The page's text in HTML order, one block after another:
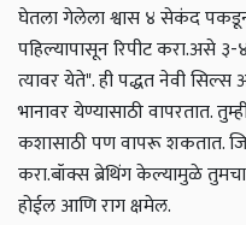
घेतला गेलेला श्वास ४ सेकंद
पहिल्यापासून रिपीट करा.असे
त्यावर येते". ही पद्धत नेवी
भानावर येण्यासाठी वापरतात.
कशासाठी पण वापरू शकतात.
करा.बॉक्स ब्रेथिंग केल्यामुळे
होईल आणि राग क्षमेल.